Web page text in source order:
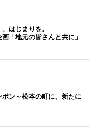
はじまりを。
「地元の皆さんと共に」
ン～松本の町に、新たに